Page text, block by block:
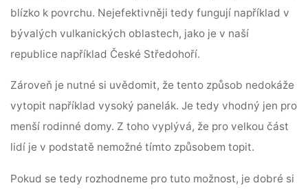
blízko k povrchu. Nejefektivněji tedy fungují například v
bývalých vulkanických oblastech, jako je v naší
republice například České Středohoří.
Zároveň je nutné si uvědomit, že tento způsob nedokáže
vytopit například vysoký panelák. Je tedy vhodný jen pro
menší rodinné domy. Z toho vyplývá, že pro velkou část
lidí je v podstatě nemožné tímto způsobem topit.
Pokud se tedy rozhodneme pro tuto možnost, je dobré si